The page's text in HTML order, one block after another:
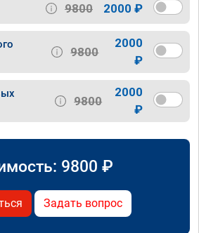
9800 2000 ₽
9800
2000
₽
9800
2000
₽
9800 ₽
Задать вопрос